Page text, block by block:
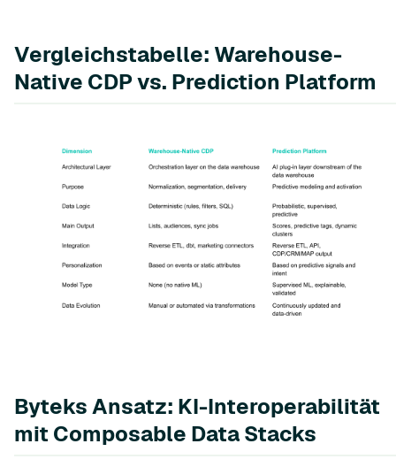
Vergleichstabelle: Warehouse-
Native CDP vs. Prediction Platform
Byteks Ansatz: KI-Interoperabilität
mit Composable Data Stacks